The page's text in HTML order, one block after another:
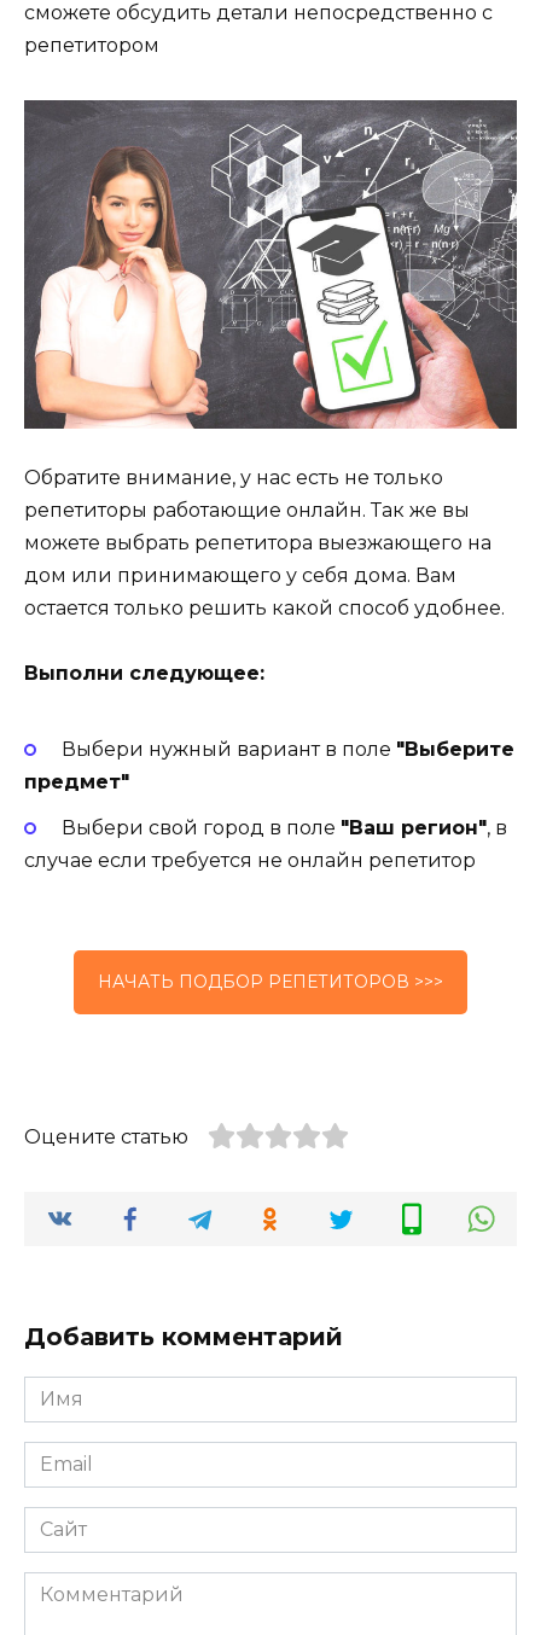
сможете обсудить детали непосредственно с
репетитором
Обратите внимание, у нас есть не только
репетиторы работающие онлайн. Так же вы
можете выбрать репетитора выезжающего на
дом или принимающего у себя дома. Вам
остается только решить какой способ удобнее.
Выполни следующее:
Выбери нужный вариант в поле "Выберите
предмет"
Выбери свой город в поле "Ваш регион", в
случае если требуется не онлайн репетитор
НАЧАТЬ ПОДБОР РЕПЕТИТОРОВ >>>
Оцените статью
Добавить комментарий
Имя
*
Email
*
Сайт
Комментарий